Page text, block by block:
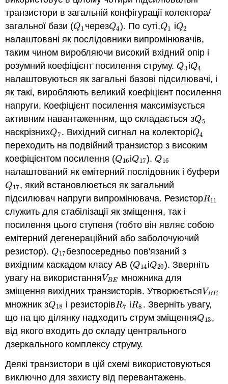
транзистори в загальній конфігурації колектора/
загальної бази (Q1
Q1черезQ4
Q4). По суті,Q1
Q1 іQ2
Q2
налаштовані як послідовники випромінювачів,
таким чином виробляючи високий вхідний опір і
розумний коефіцієнт посилення струму. Q3
Q3іQ4
Q4
налаштовуються як загальні базові підсилювачі, і
як такі, виробляють великий коефіцієнт посилення
напруги. Коефіцієнт посилення максимізується
активним навантаженням, що складається зQ5
Q5
наскрізнихQ7
Q7. Вихідний сигнал на колекторіQ4
Q4
переходить на подвійний транзистор з високим
коефіцієнтом посилення (Q16
Q16
іQ17
Q17). Q16
Q16
налаштований як емітерний послідовник і буфери
Q17
Q17, який встановлюється як загальний
підсилювач напруги випромінювача. РезисторR11
R11
служить для стабілізації як зміщення, так і
посилення цього ступеня (тобто він являє собою
емітерний дегенераційний або заболочуючий
резистор). Q17
Q17безпосередньо пов'язаний з
вихідним каскадом класу AB (Q14
Q14
іQ20
Q20). Зверніть
увагу на використанняVBE
VBE множника для
зміщення вихідних транзисторів. УтворюєтьсяVBE
VBE
множник зQ18
Q18 і резисторівR7
R7 іR8
R8 . Зверніть увагу,
що на цю ділянку надходить струм зміщенняQ13
Q13,
від якого входить до складу центрального
дзеркального комплексу струму.
Деякі транзистори в цій схемі використовуються
виключно для захисту від перевантажень.